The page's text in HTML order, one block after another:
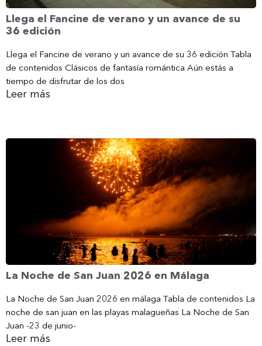
Llega el Fancine de verano y un avance de su
36 edición
Llega el Fancine de verano y un avance de su 36 edición Tabla
de contenidos Clásicos de fantasía romántica Aún estás a
tiempo de disfrutar de los dos
Leer más
La Noche de San Juan 2026 en Málaga
La Noche de San Juan 2026 en málaga Tabla de contenidos La
noche de san juan en las playas malagueñas La Noche de San
Juan -23 de junio-
Leer más